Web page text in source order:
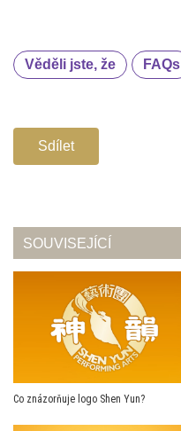
Věděli jste, že FAQs
Sdílet
SOUVISEJÍCÍ
Co znázorňuje logo Shen Yun?